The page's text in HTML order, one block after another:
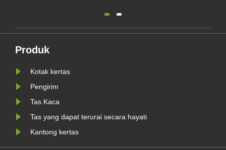
mendukung tren pengemasan
Produk
Kotak kertas
Pengirim
Tas Kaca
Tas yang dapat terurai secara hayati
Kantong kertas